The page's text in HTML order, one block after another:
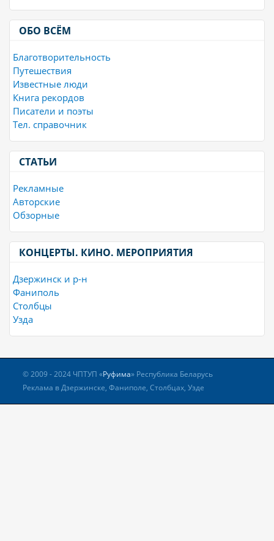
ОБО ВСЁМ
Благотворительность
Путешествия
Известные люди
Книга рекордов
Писатели и поэты
Тел. справочник
СТАТЬИ
Рекламные
Авторские
Обзорные
КОНЦЕРТЫ. КИНО. МЕРОПРИЯТИЯ
Дзержинск и р-н
Фаниполь
Столбцы
Узда
© 2009 - 2024 ЧПТУП «Руфима» Республика Беларусь
Реклама в Дзержинске, Фаниполе, Столбцах, Узде